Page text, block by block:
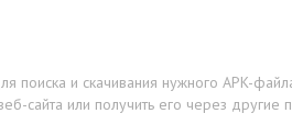
поиска и скачивания нужного APK-
сайта или получить его через другие